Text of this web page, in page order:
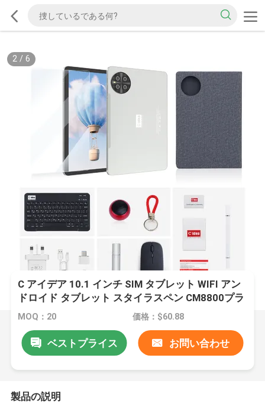
2/ 6
C アイデア 10.1 インチ SIM タブレット WIFI アン
ドロイド タブレット スタイラスペン CM8800プラ
ス シルバー
MOQ：20 価格：$60.88
ベストプライス お問い合わせ
製品の説明